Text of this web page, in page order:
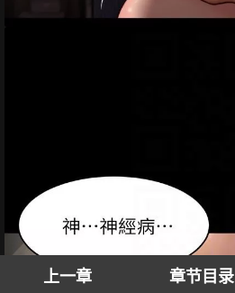
上一章 章节目录